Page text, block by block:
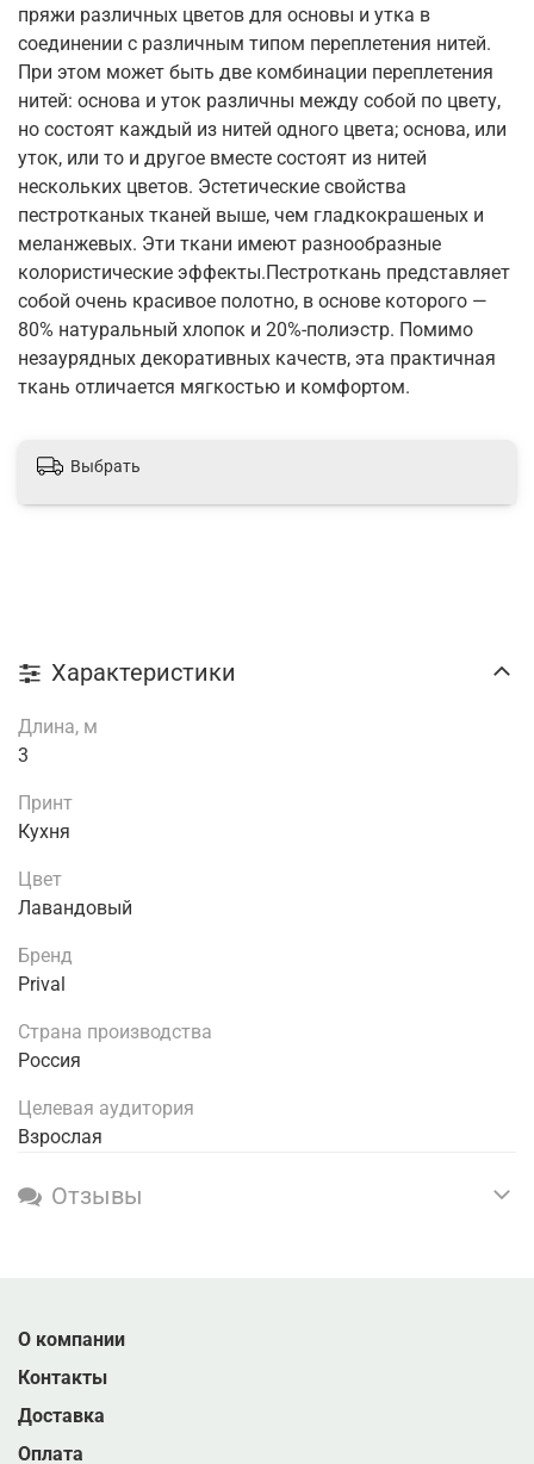
пряжи различных цветов для основы и утка в
соединении с различным типом переплетения нитей.
При этом может быть две комбинации переплетения
нитей: основа и уток различны между собой по цвету,
но состоят каждый из нитей одного цвета; основа, или
уток, или то и другое вместе состоят из нитей
нескольких цветов. Эстетические свойства
пестротканых тканей выше, чем гладкокрашеных и
меланжевых. Эти ткани имеют разнообразные
колористические эффекты.Пестроткань представляет
собой очень красивое полотно, в основе которого —
80% натуральный хлопок и 20%-полиэстр. Помимо
незаурядных декоративных качеств, эта практичная
ткань отличается мягкостью и комфортом.
Выбрать
Характеристики
Длина, м
3
Принт
Кухня
Цвет
Лавандовый
Бренд
Prival
Страна производства
Россия
Целевая аудитория
Взрослая
Отзывы
О компании
Контакты
Доставка
Оплата